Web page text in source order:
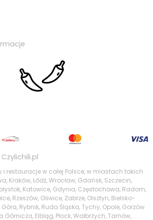
Czylichili.pl
restauracje w całej Polsce, w miastach takich
Kraków, Łódź, Wrocław, Gdańsk, Szczecin,
Katowice, Gdynia, Częstochowa, Radom,
Rzeszów, Gliwice, Zabrze, Olsztyn, Bielsko-
Rybnik, Ruda Śląska, Tychy, Opole, Gorzów
Górnicza, Elbląg, Płock, Wałbrzych, Tarnów,